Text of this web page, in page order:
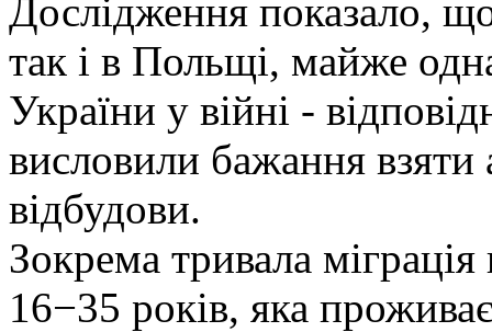
Дослідження показало,
так і в Польщі, майже
України у війні -
висловили бажання взяти
відбудови.
Зокрема тривала
16−35 років, яка